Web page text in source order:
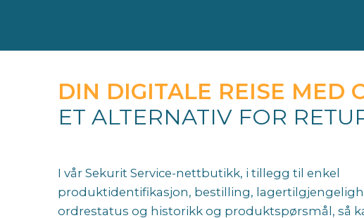
DIN DIGITALE REISE MED
ET ALTERNATIV FOR
I vår Sekurit Service-nettbutikk, i tillegg til enkel
produktidentifikasjon, bestilling,
ordrestatus og historikk og produktspørsmål, så